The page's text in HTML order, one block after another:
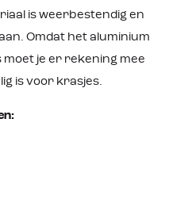
is weerbestendig en
Omdat het aluminium
moet je er rekening mee
is voor krasjes.